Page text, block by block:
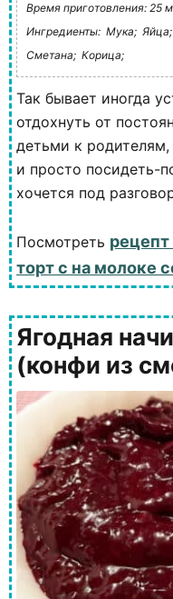
Время приготовления: 25
Ингредиенты: Мука; Яйца;
Сметана; Корица;
Так бывает иногда
отдохнуть от
детьми к
и просто посидеть-
хочется под
Посмотреть
торт с на молоке
Ягодная
(конфи из